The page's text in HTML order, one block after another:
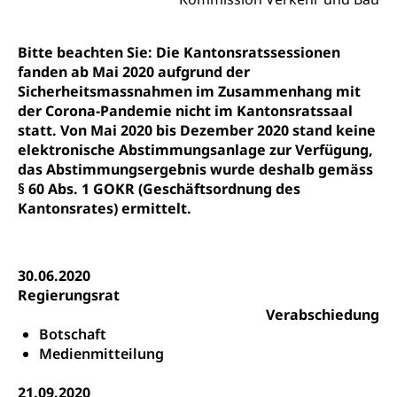
Bitte beachten Sie: Die Kantonsratssessionen
fanden ab Mai 2020 aufgrund der
Sicherheitsmassnahmen im Zusammenhang mit
der Corona-Pandemie nicht im Kantonsratssaal
statt. Von Mai 2020 bis Dezember 2020 stand keine
elektronische Abstimmungsanlage zur Verfügung,
das Abstimmungsergebnis wurde deshalb gemäss
§ 60 Abs. 1 GOKR (Geschäftsordnung des
Kantonsrates) ermittelt.
30.06.2020
Regierungsrat
Verabschiedung
Botschaft
Medienmitteilung
21.09.2020
Gesundheitsmittelschule
Informatikmittelschule
Wirtschaftsmittelschule
FMS und Vollzeitschulen mit BM
Sekundarschule
Schulpflicht
Kindergarten & Basisstufe
Förderangebote
Sonderschulung
Musikschulen
Betreuungsangebote
Stipendien Universität Luzern unilu
Finanzielle Unterstützung für Ausbildung
Pflege HF oder Studium Pflege FH
Fachstelle Stipendien (beruf.lu.ch)
Studienbeiträge Höhere Berufsbildung
Finanzielle Unterstützung Pädagogische
Hochschule PHLU
Universität
Technische Hochschule, Studium,
Hochschulstudium, Universitätsstudium,
universitäre Ausbildung, akademische Ausbildung,
Hochschulbildung, Hochschule, universitäre
Hochschule, Bachelor, Master, Doktorat,
Weiterbildung, Forschung, Entwicklung,
Dienstleistungen, Hochschule Luzern,
Fachhochschule Zentralschweiz, HSLU,
Pädagogische Hochschule Luzern, PH Luzern, UniLU,
Fachstelle Hochschulbildung
Vorschule
Kindergarten, Kinderkrippe, Krippe, Kinderhort,
Kindertagesstätte, Spielgruppe, Tagesmutter,
Freiwilliges Kindergarten Jahr